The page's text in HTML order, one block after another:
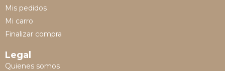
Mis pedidos
Mi carro
Finalizar compra
Legal
Quienes somos